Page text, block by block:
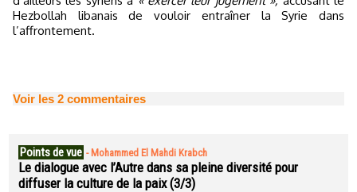
Hezbollah libanais de vouloir entraîner la Syrie dans
l’affrontement.
Voir les 2 commentaires
Points de vue - Mohammed El Mahdi Krabch
Le dialogue avec l’Autre dans sa pleine diversité pour
diffuser la culture de la paix (3/3)